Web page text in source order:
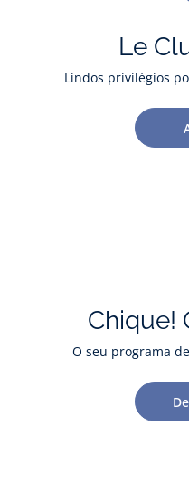
Le
Lindos privilégios
Chique!
O seu programa